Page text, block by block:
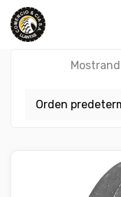
Skip
content